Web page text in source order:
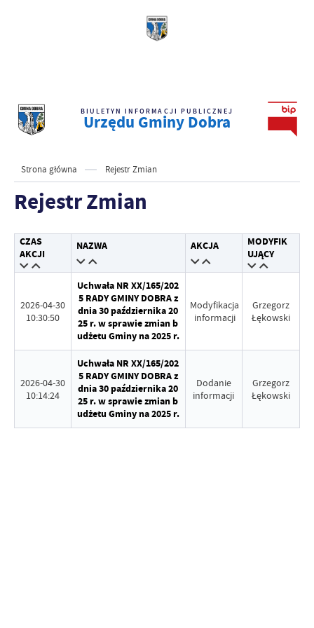
BIULETYN INFORMACJI PUBLICZNEJ
Urzędu Gminy Dobra
Strona główna Rejestr Zmian
Rejestr Zmian
CZAS
AKCJI
NAZWA AKCJA
MODYFIK
UJĄCY
2026-04-30
10:30:50
Uchwała NR XX/165/202
5 RADY GMINY DOBRA z
dnia 30 października 20
25 r. w sprawie zmian b
udżetu Gminy na 2025 r.
Modyfikacja
informacji
Grzegorz
Łękowski
2026-04-30
10:14:24
Uchwała NR XX/165/202
5 RADY GMINY DOBRA z
dnia 30 października 20
25 r. w sprawie zmian b
udżetu Gminy na 2025 r.
Dodanie
informacji
Grzegorz
Łękowski